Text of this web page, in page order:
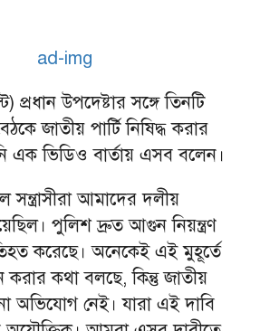
উপদেষ্টার সঙ্গে তিনটি
জাতীয় পার্টি নিষিদ্ধ করার
এক ভিডিও বার্তায় এসব বলেন।
সন্ত্রাসীরা আমাদের দলীয়
পুলিশ দ্রুত আগুন নিয়ন্ত্রণ
করেছে। অনেকেই এই মুহূর্তে
করার কথা বলছে, কিন্তু জাতীয়
অভিযোগ নেই। যারা এই দাবি